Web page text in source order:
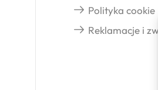
Polityka cookie
Reklamacje i